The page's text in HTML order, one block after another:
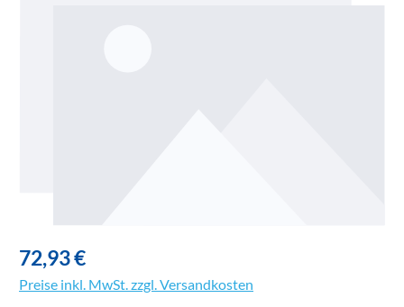
72,93 €
Preise inkl. MwSt. zzgl. Versandkosten